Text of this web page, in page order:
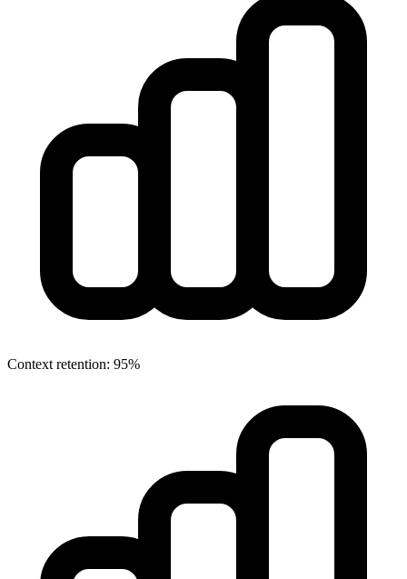
Context retention: 95%